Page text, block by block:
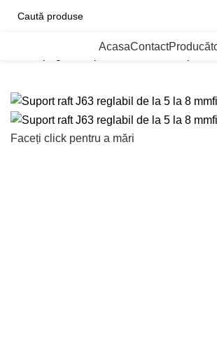
AcasaContact
Faceți click pentru a mări